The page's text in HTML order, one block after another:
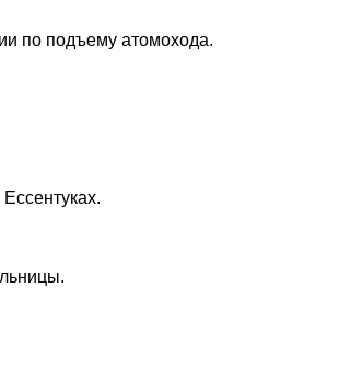
по подъему атомохода.